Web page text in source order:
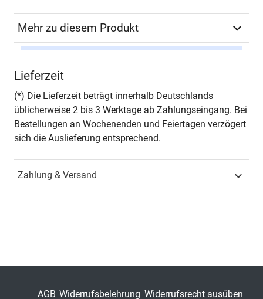
Mehr zu diesem Produkt
Seiten 454
Jahr Hamburg 2022
Fachdisziplin
Lieferzeit
(*) Die Lieferzeit beträgt innerhalb Deutschlands
üblicherweise 2 bis 3 Werktage ab Zahlungseingang. Bei
Bestellungen an Wochenenden und Feiertagen verzögert
sich die Auslieferung entsprechend.
Zahlung & Versand
AGB Widerrufsbelehrung Widerrufsrecht ausüben